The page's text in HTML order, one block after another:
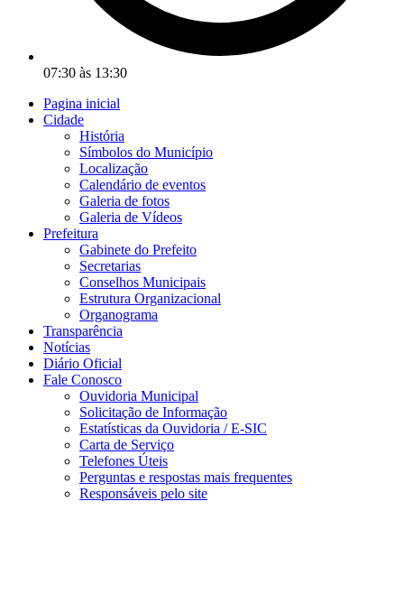
07:30 às 13:30
Pagina inicial
Cidade
História
Símbolos do Município
Localização
Calendário de eventos
Galeria de fotos
Galeria de Vídeos
Prefeitura
Gabinete do Prefeito
Secretarias
Conselhos Municipais
Estrutura Organizacional
Organograma
Transparência
Notícias
Diário Oficial
Fale Conosco
Ouvidoria Municipal
Solicitação de Informação
Estatísticas da Ouvidoria / E-SIC
Carta de Serviço
Telefones Úteis
Perguntas e respostas mais frequentes
Responsáveis pelo site